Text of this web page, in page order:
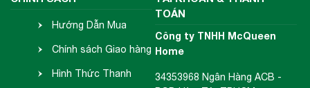
Hướng Dẫn Mua
Hàng
Chính sách Giao hàng
- Nhận hàng
Hình Thức Thanh
TOÁN
Công ty TNHH McQueen
Home
34353968 Ngân Hàng ACB -